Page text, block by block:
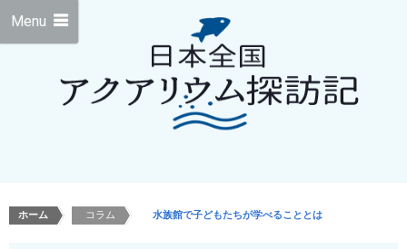
Menu
ホーム > コラム > 水族館で子どもたちが学べることとは